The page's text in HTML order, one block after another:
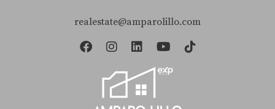
realestate@amparolillo.com